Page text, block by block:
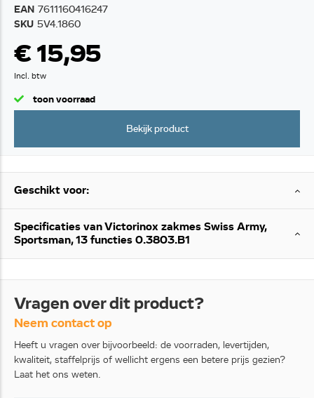
EAN 7611160416247
SKU 5V4.1860
€ 15,95
Incl. btw
toon voorraad
Bekijk product
Geschikt voor:
Specificaties van Victorinox zakmes Swiss Army,
Sportsman, 13 functies 0.3803.B1
Vragen over dit product?
Neem contact op
Heeft u vragen over bijvoorbeeld: de voorraden, levertijden,
kwaliteit, staffelprijs of wellicht ergens een betere prijs gezien?
Laat het ons weten.